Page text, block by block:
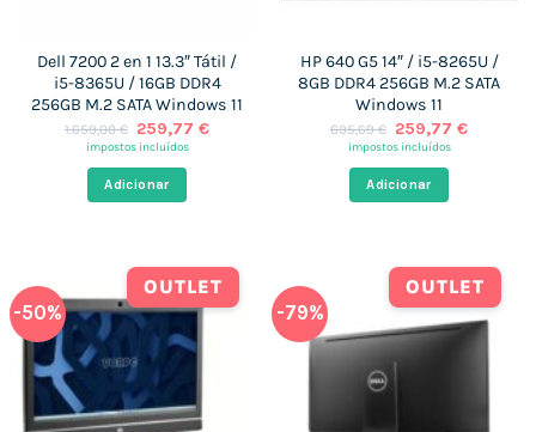
Dell 7200 2 en 1 13.3″ Tátil /
i5-8365U / 16GB DDR4
256GB M.2 SATA Windows 11
1.659,00€ O
preço
era:
1.659,00 €.
259,77€O
impostos incluídos
Adicionar
HP 640 G5 14″ / i5-8265U /
8GB DDR4 256GB M.2 SATA
Windows 11
695,69€ O
preço
era:
695,69 €.
259,77€O
impostos incluídos
Adicionar
-50%
OUTLET
-79%
OUTLET